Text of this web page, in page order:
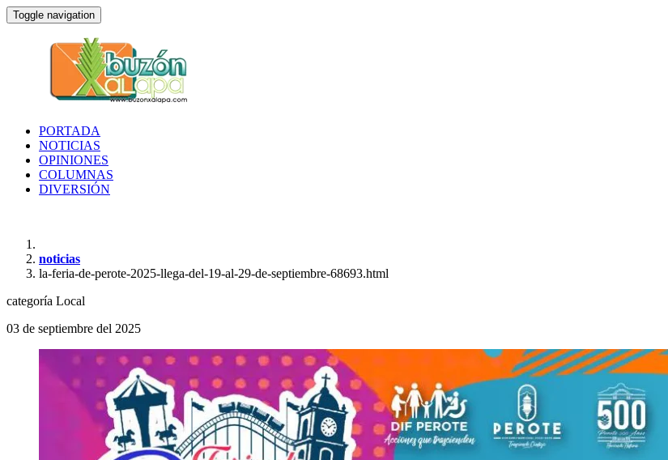
Toggle navigation
PORTADA
NOTICIAS
OPINIONES
COLUMNAS
DIVERSIÓN
noticias
la-feria-de-perote-2025-llega-del-19-al-29-de-septiembre-68693.html
categoría Local
03 de septiembre del 2025